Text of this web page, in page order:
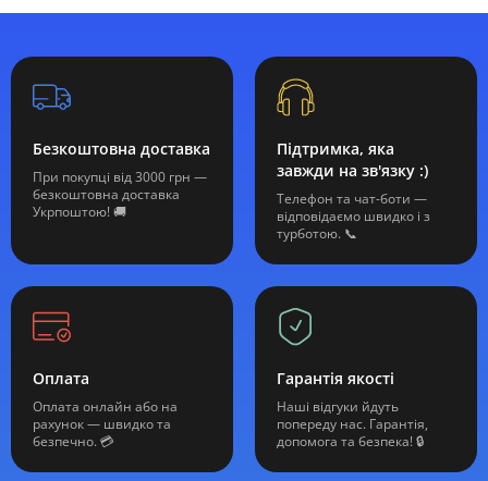
Безкоштовна доставка
При покупці від 3000 грн —
безкоштовна доставка
Укрпоштою! 🚚
Підтримка, яка
завжди на зв'язку :)
Телефон та чат-боти —
відповідаємо швидко і з
турботою. 📞
Оплата
Оплата онлайн або на
рахунок — швидко та
безпечно. 💳
Гарантія якості
Наші відгуки йдуть
попереду нас. Гарантія,
допомога та безпека! 🔒